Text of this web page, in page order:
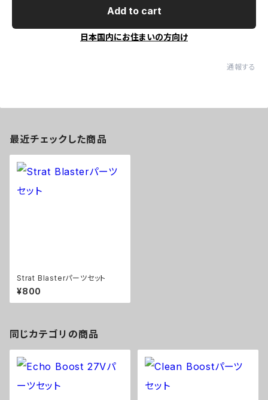
Add to cart
日本国内にお住まいの方向け
通報する
最近チェックした商品
Strat Blasterパーツセット
¥800
同じカテゴリの商品